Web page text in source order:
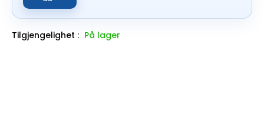
Tilgjengelighet : På lager